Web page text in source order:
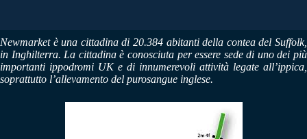
Newmarket è una cittadina di 20.384 abitanti della contea del Suffolk,
in Inghilterra. La cittadina è conosciuta per essere sede di uno dei più
importanti ippodromi UK e di innumerevoli attività legate all’ippica,
soprattutto l’allevamento del purosangue inglese.